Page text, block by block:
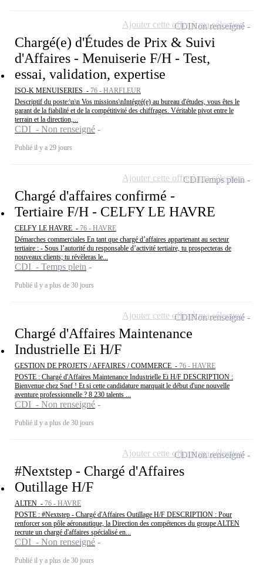
Chargé(e) d'Études de Prix & Suivi
d'Affaires - Menuiserie F/H - Test,
essai, validation, expertise
ISO-K MENUISERIES - 76 - HARFLEUR
Descriptif du poste:\n\n Vos missions\nIntégré(e) au bureau d'études, vous êtes le
garant de la fiabilité et de la compétitivité des chiffrages. Véritable pivot entre le
terrain et la direction,...
CDI - Non renseigné
Publié il y a 29 jours
CDINon renseigné
Ajouter cette offre à ma sélection
Chargé d'affaires confirmé -
Tertiaire F/H - CELFY LE HAVRE
CELFY LE HAVRE - 76 - HAVRE
Démarches commerciales En tant que chargé d’affaires appartenant au secteur
tertiaire : - Sous l’autorité du responsable d’activité tertiaire, tu prospecteras de
nouveaux clients; tu révèleras le...
CDI - Temps plein
Publié il y a plus de 30 jours
CDITemps plein
Ajouter cette offre à ma sélection
Chargé d'Affaires Maintenance
Industrielle Ei H/F
GESTION DE PROJETS / AFFAIRES / COMMERCE - 76 - HAVRE
POSTE : Chargé d'Affaires Maintenance Industrielle Ei H/F DESCRIPTION :
Bienvenue chez Snef ! Et si cette candidature marquait le début d'une nouvelle
aventure professionnelle ? 8 230 talents ...
CDI - Non renseigné
Publié il y a plus de 30 jours
CDINon renseigné
Ajouter cette offre à ma sélection
#Nextstep - Chargé d'Affaires
Outillage H/F
ALTEN - 76 - HAVRE
POSTE : #Nextstep - Chargé d'Affaires Outillage H/F DESCRIPTION : Pour
renforcer son pôle aéronautique, la Direction des compétences du groupe ALTEN
recrute un chargé d'affaires spécialisé en...
CDI - Non renseigné
Publié il y a plus de 30 jours
CDINon renseigné
Ajouter cette offre à ma sélection